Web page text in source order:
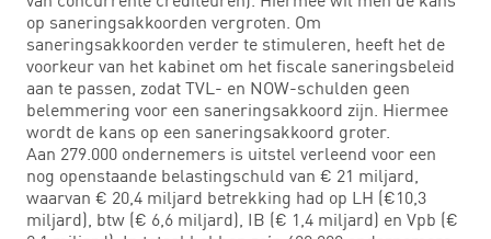
op saneringsakkoorden vergroten. Om
saneringsakkoorden verder te stimuleren, heeft het de
voorkeur van het kabinet om het fiscale saneringsbeleid
aan te passen, zodat TVL- en NOW-schulden geen
belemmering voor een saneringsakkoord zijn. Hiermee
wordt de kans op een saneringsakkoord groter.
Aan 279.000 ondernemers is uitstel verleend voor een
nog openstaande belastingschuld van € 21 miljard,
waarvan € 20,4 miljard betrekking had op LH (€10,3
miljard), btw (€ 6,6 miljard), IB (€ 1,4 miljard) en Vpb (€